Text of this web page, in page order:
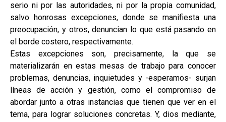
serio ni por las autoridades, ni por la propia comunidad,
salvo honrosas excepciones, donde se manifiesta una
preocupación, y otros, denuncian lo que está pasando en
el borde costero, respectivamente.
Estas excepciones son, precisamente, la que se
materializarán en estas mesas de trabajo para conocer
problemas, denuncias, inquietudes y -esperamos- surjan
líneas de acción y gestión, como el compromiso de
abordar junto a otras instancias que tienen que ver en el
tema, para lograr soluciones concretas. Y, dios mediante,